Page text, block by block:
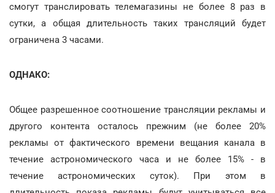
смогут транслировать телемагазины не более 8 раз в
сутки, а общая длительность таких трансляций будет
ограничена 3 часами.
ОДНАКО:
Общее разрешенное соотношение трансляции рекламы и
другого контента осталось прежним (не более 20%
рекламы от фактического времени вещания канала в
течение астрономического часа и не более 15% - в
течение астрономических суток). При этом в